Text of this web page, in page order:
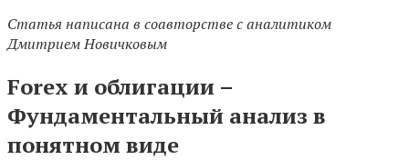
Статья написана в соавторстве с аналитиком
Дмитрием Новичковым
Forex и облигации –
Фундаментальный анализ в
понятном виде